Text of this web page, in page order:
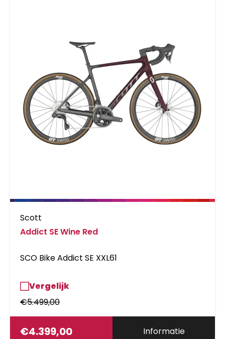
Scott
Addict SE Wine Red
SCO Bike Addict SE XXL61
Vergelijk
€5.499,00
€4.399,00 Informatie